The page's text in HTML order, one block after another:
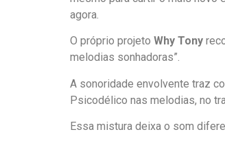
agora.
O próprio projeto Why Tony
melodias sonhadoras”.
A sonoridade envolvente traz
Psicodélico nas melodias, no
Essa mistura deixa o som